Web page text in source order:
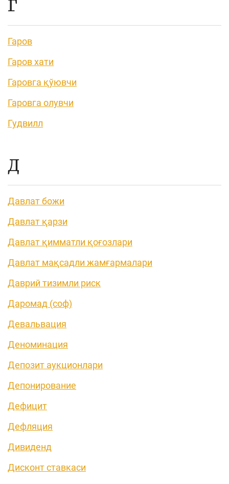
Г
Гаров
Гаров хати
Гаровга қўювчи
Гаровга олувчи
Гудвилл
Д
Давлат божи
Давлат қарзи
Давлат қимматли қоғозлари
Давлат мақсадли жамғармалари
Даврий тизимли риск
Даромад (соф)
Девальвация
Деноминация
Депозит аукционлари
Депонирование
Дефицит
Дефляция
Дивиденд
Дисконт ставкаси